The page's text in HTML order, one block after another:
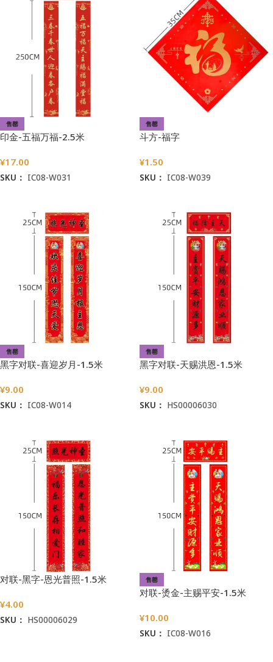
售罄
印金-五福万福-2.5米
¥17.00
SKU： IC08-W031
售罄
斗方-福字
¥1.50
SKU： IC08-W039
售罄
黑字对联-喜迎岁月-1.5米
¥9.00
SKU： IC08-W014
售罄
黑字对联-天赐洪恩-1.5米
¥9.00
SKU： HS00006030
对联-黑字-恩光普照-1.5米
¥4.00
SKU： HS00006029
售罄
对联-烫金-主赐平安-1.5米
¥10.00
SKU： IC08-W016